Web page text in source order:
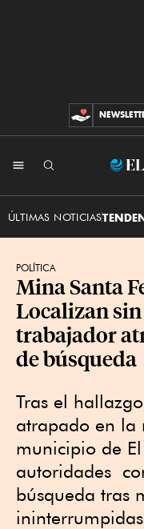
ÚLTIMAS NOTICIAS
POLÍTICA
Mina Santa
Localizan
trabajador
de búsqueda
Tras el
atrapado en la
municipio de
autoridades
búsqueda tras